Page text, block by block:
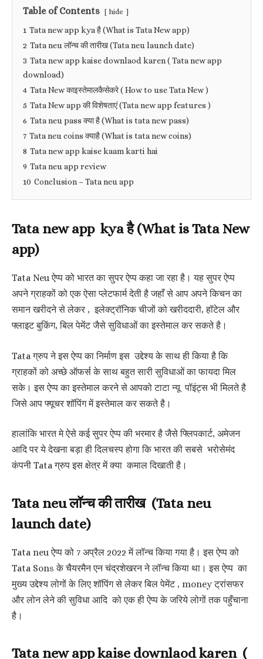
Table of Contents hide
1 Tata new app kya है (What is Tata New app)
2 Tata neu लॉन्च की तारीख (Tata neu launch date)
3 Tata new app kaise downlaod karen ( Tata new app
download)
4 Tata New काइस्तेमालकैसेकरे ( How to use Tata New )
5 Tata New app की विशेषताएं (Tata new app features )
6 Tata neu pass क्या है (What is tata new pass)
7 Tata neu coins क्याहै (What is tata new coins)
8 Tata new app kaise kaam karti hai
9 Tata neu app review
10 Conclusion – Tata neu app
Tata new app kya है (What is Tata New
app)
Tata Neu ऐप्प को भारत का सुपर ऐप्प कहा जा रहा है। यह सुपर ऐप्प
अपने ग्राहकों को एक ऐसा प्लेटफार्म देती है जहाँ से आप अपने किचन का
समान खरीदने से लेकर , इलेक्ट्रॉनिक चीजों को खरीददारी, हॉटेल और
फ्लाइट बुकिंग, बिल पेमेंट जैसे सुविधाओं का इस्तेमाल कर सकते है।
Tata ग्रुप ने इस ऐप्प का निर्माण इस उद्देश्य के साथ ही किया है कि
ग्राहकों को अच्छे ऑफर्स के साथ बहुत सारी सुविधाओं का फायदा मिल
सके। इस ऐप्प का इस्तेमाल करने से आपको टाटा न्यू पॉइंट्स भी मिलते है
जिसे आप फ्यूचर शॉपिंग में इस्तेमाल कर सकते है।
हालांकि भारत मे ऐसे कई सुपर ऐप्प की भरमार है जैसे फ्लिपकार्ट, अमेजन
आदि पर ये देखना बड़ा ही दिलचस्प होगा कि भारत की सबसे भरोसेमंद
कंपनी Tata ग्रुप इस क्षेत्र में क्या कमाल दिखाती है।
Tata neu लॉन्च की तारीख (Tata neu
launch date)
Tata neu ऐप्प को 7 अप्रैल 2022 में लॉन्च किया गया है। इस ऐप्प को
Tata Sons के चैयरमैन एन चंद्रशेखरन ने लॉन्च किया था। इस ऐप्प का
मुख्य उद्देश्य लोगों के लिए शॉपिंग से लेकर बिल पेमेंट , money ट्रांसफर
और लोन लेने की सुविधा आदि को एक ही ऐप्प के जरिये लोगों तक पहुँचाना
है।
Tata new app kaise downlaod karen (